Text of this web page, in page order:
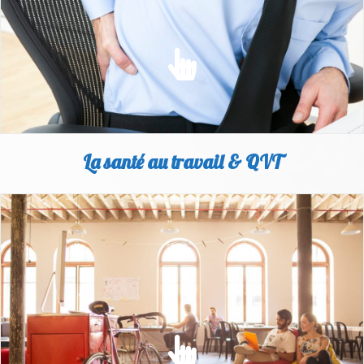
EN SAVOIR PLUS
La santé au travail & QVT
SANTÉ AU TRAVAIL
L'amélioration des conditions de travail est un socle essentiel à
la santé et la performance des salariés
EN SAVOIR PLUS